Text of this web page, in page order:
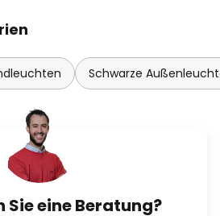
Schwarze
Sie eine Beratung?